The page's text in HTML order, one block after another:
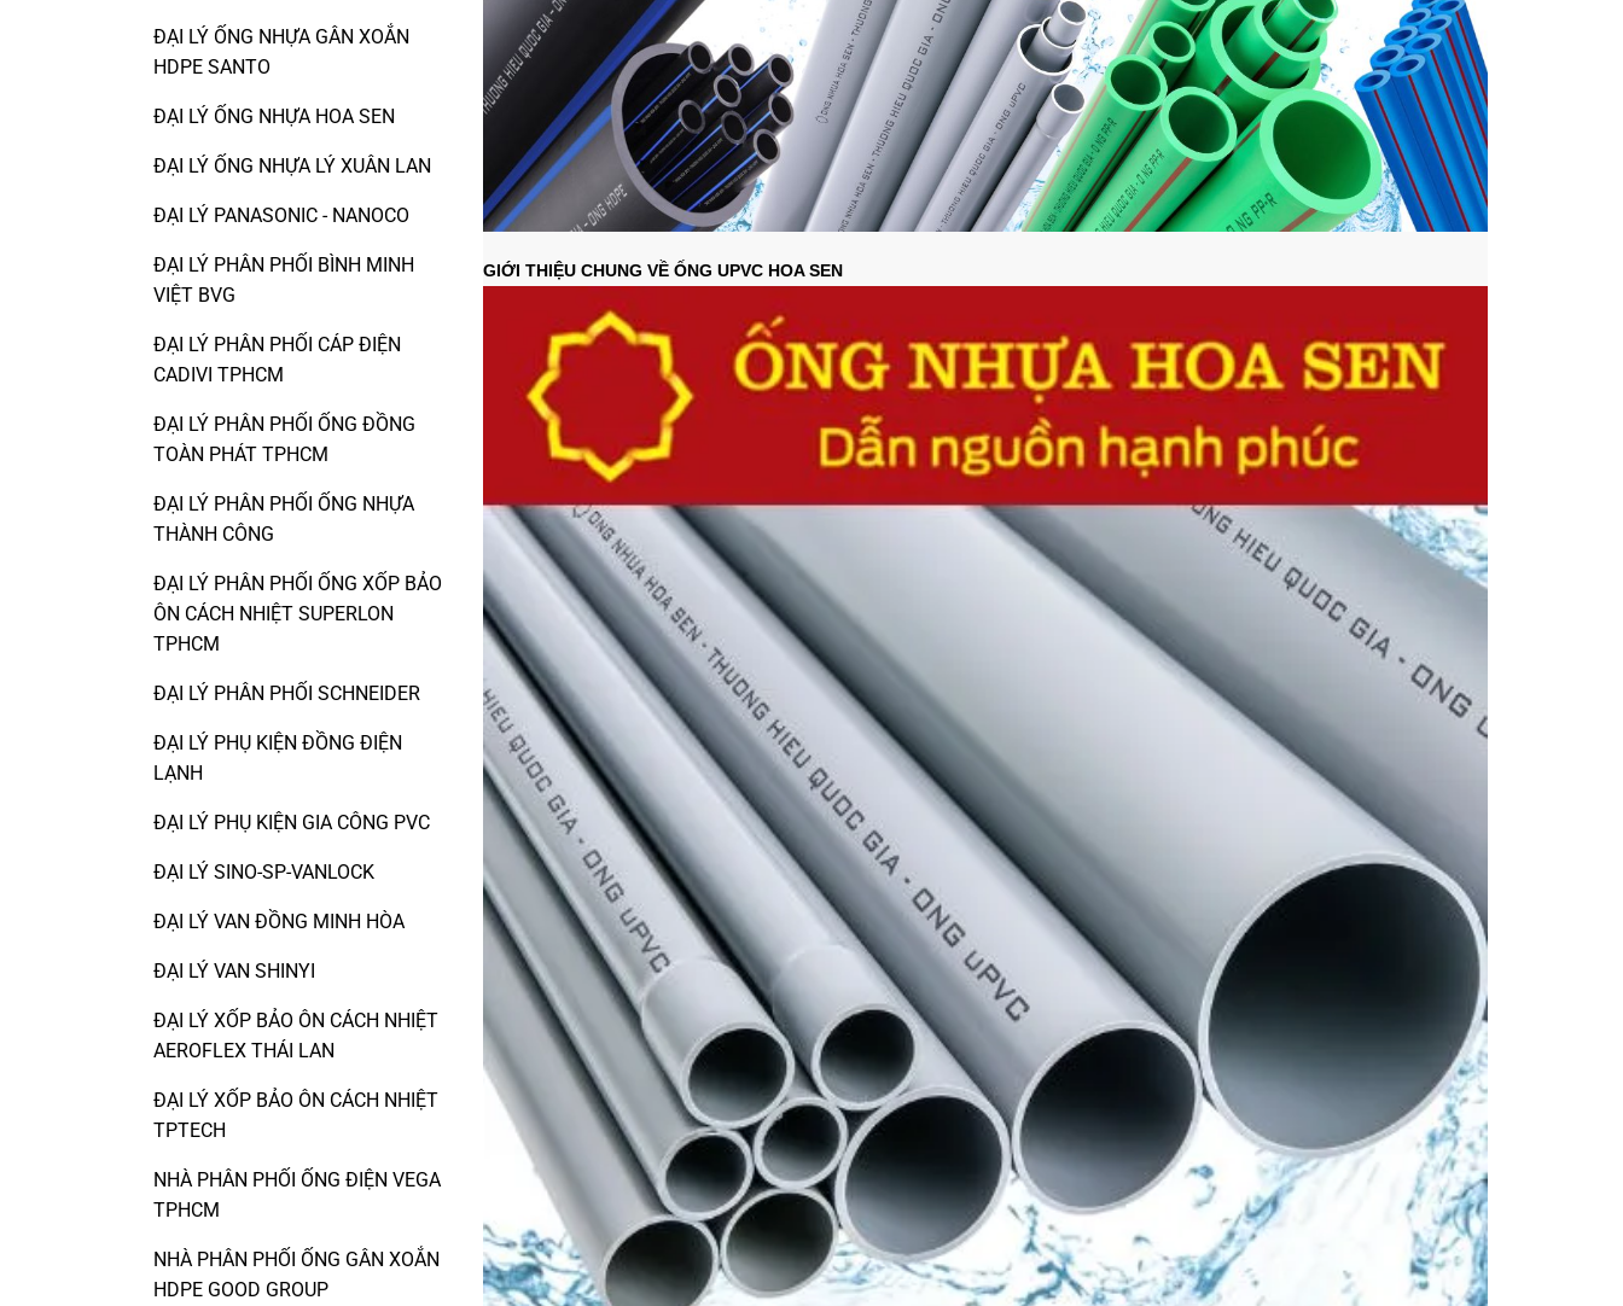
ĐẠI LÝ ỐNG NHỰA GÂN XOẮN
HDPE SANTO
ĐẠI LÝ ỐNG NHỰA HOA SEN
ĐẠI LÝ ỐNG NHỰA LÝ XUÂN LAN
ĐẠI LÝ PANASONIC - NANOCO
ĐẠI LÝ PHÂN PHỐI BÌNH MINH
VIỆT BVG
ĐẠI LÝ PHÂN PHỐI CÁP ĐIỆN
CADIVI TPHCM
ĐẠI LÝ PHÂN PHỐI ỐNG ĐỒNG
TOÀN PHÁT TPHCM
ĐẠI LÝ PHÂN PHỐI ỐNG NHỰA
THÀNH CÔNG
ĐẠI LÝ PHÂN PHỐI ỐNG XỐP BẢO
ÔN CÁCH NHIỆT SUPERLON
TPHCM
ĐẠI LÝ PHÂN PHỐI SCHNEIDER
ĐẠI LÝ PHỤ KIỆN ĐỒNG ĐIỆN
LẠNH
ĐẠI LÝ PHỤ KIỆN GIA CÔNG PVC
ĐẠI LÝ SINO-SP-VANLOCK
ĐẠI LÝ VAN ĐỒNG MINH HÒA
ĐẠI LÝ VAN SHINYI
ĐẠI LÝ XỐP BẢO ÔN CÁCH NHIỆT
AEROFLEX THÁI LAN
ĐẠI LÝ XỐP BẢO ÔN CÁCH NHIỆT
TPTECH
NHÀ PHÂN PHỐI ỐNG ĐIỆN VEGA
TPHCM
NHÀ PHÂN PHỐI ỐNG GÂN XOẮN
HDPE GOOD GROUP
GIỚI THIỆU CHUNG VỀ ỐNG UPVC HOA SEN